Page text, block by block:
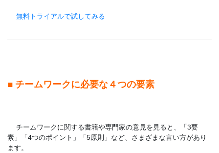
無料トライアルで試してみる
■ チームワークに必要な４つの要素
チームワークに関する書籍や専門家の意見を見ると、「3要
素」「4つのポイント」「5原則」など、さまざまな言い方があり
ます。